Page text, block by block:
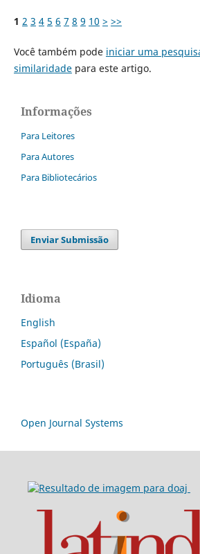
1 2 3 4 5 6 7 8 9 10 > >>
Você também pode iniciar uma
similaridadepara este artigo.
Informações
Para Leitores
Para Autores
Para Bibliotecários
Enviar Submissão
Idioma
English
Español (España)
Português (Brasil)
Open Journal Systems